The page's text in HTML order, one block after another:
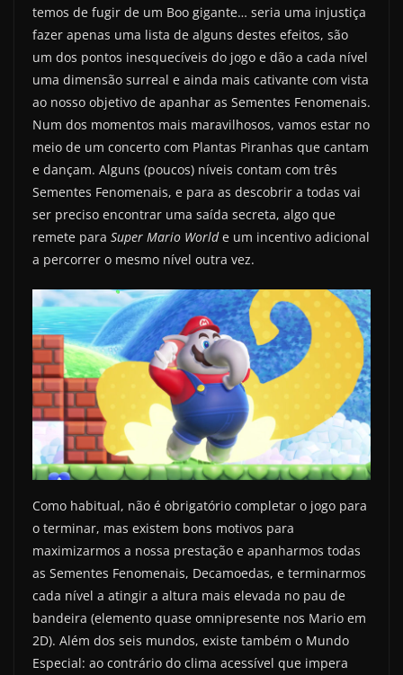
temos de fugir de um Boo gigante… seria uma injustiça
fazer apenas uma lista de alguns destes efeitos, são
um dos pontos inesquecíveis do jogo e dão a cada nível
uma dimensão surreal e ainda mais cativante com vista
ao nosso objetivo de apanhar as Sementes Fenomenais.
Num dos momentos mais maravilhosos, vamos estar no
meio de um concerto com Plantas Piranhas que cantam
e dançam. Alguns (poucos) níveis contam com três
Sementes Fenomenais, e para as descobrir a todas vai
ser preciso encontrar uma saída secreta, algo que
remete para Super Mario Worlde um incentivo adicional
a percorrer o mesmo nível outra vez.
Como habitual, não é obrigatório completar o jogo para
o terminar, mas existem bons motivos para
maximizarmos a nossa prestação e apanharmos todas
as Sementes Fenomenais, Decamoedas, e terminarmos
cada nível a atingir a altura mais elevada no pau de
bandeira (elemento quase omnipresente nos Mario em
2D). Além dos seis mundos, existe também o Mundo
Especial: ao contrário do clima acessível que impera